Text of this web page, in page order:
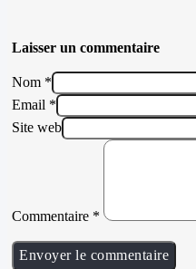
Laisser un commentaire
Nom *
Email *
Site web
Commentaire *